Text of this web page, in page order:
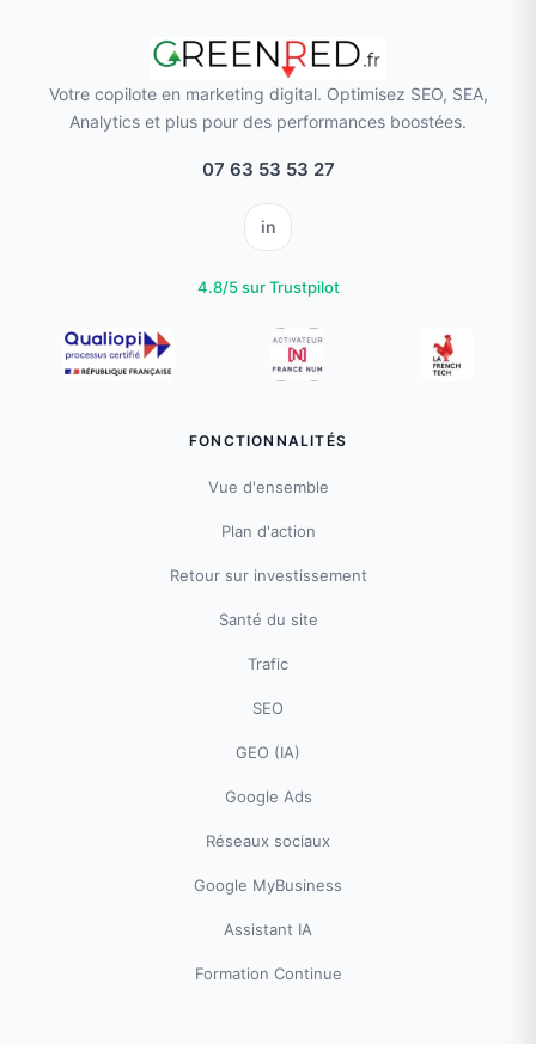
Votre copilote en marketing digital. Optimisez SEO, SEA,
Analytics et plus pour des performances boostées.
07 63 53 53 27
in
4.8/5 sur Trustpilot
FONCTIONNALITÉS
Vue d'ensemble
Plan d'action
Retour sur investissement
Santé du site
Trafic
SEO
GEO (IA)
Google Ads
Réseaux sociaux
Google MyBusiness
Assistant IA
Formation Continue